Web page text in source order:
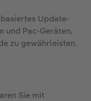
Update-
und Pac-Geräten,
zu gewährleisten.
Sie mit